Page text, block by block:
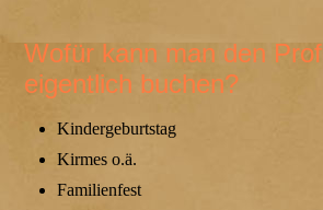
Wofür kann man den
eigentlich buchen?
Kindergeburtstag
Kirmes o.ä.
Familienfest